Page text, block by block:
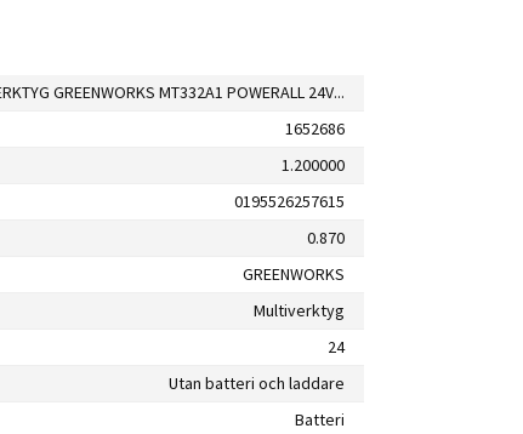
MULTIVERKTYG GREENWORKS MT332A1 POWERALL 24V UTAN BATTERI
1652686
1.200000
0195526257615
0.870
GREENWORKS
Multiverktyg
24
Utan batteri och laddare
Batteri